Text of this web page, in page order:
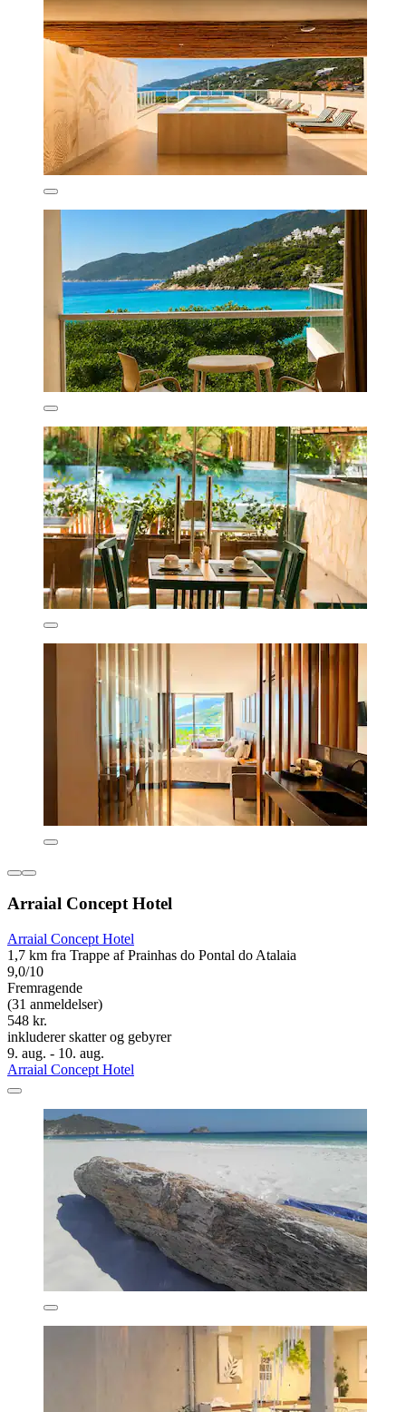
Arraial Concept Hotel
Arraial Concept Hotel
1,7 km fra Trappe af Prainhas do Pontal do Atalaia
9,0/10
Fremragende
(31 anmeldelser)
548 kr.
inkluderer skatter og gebyrer
9. aug. - 10. aug.
Arraial Concept Hotel